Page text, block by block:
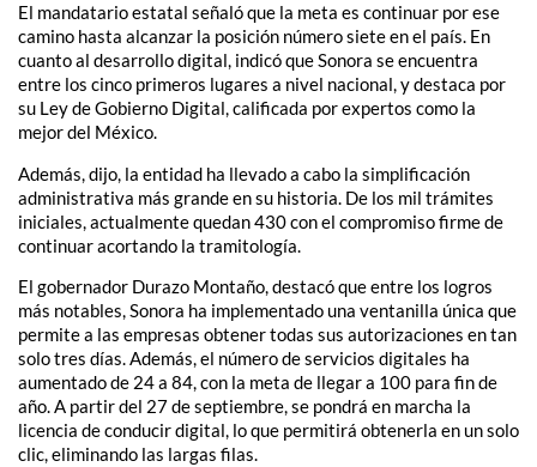
El mandatario estatal señaló que la meta es continuar por ese
camino hasta alcanzar la posición número siete en el país. En
cuanto al desarrollo digital, indicó que Sonora se encuentra
entre los cinco primeros lugares a nivel nacional, y destaca por
su Ley de Gobierno Digital, calificada por expertos como la
mejor del México.
Además, dijo, la entidad ha llevado a cabo la simplificación
administrativa más grande en su historia. De los mil trámites
iniciales, actualmente quedan 430 con el compromiso firme de
continuar acortando la tramitología.
El gobernador Durazo Montaño, destacó que entre los logros
más notables, Sonora ha implementado una ventanilla única que
permite a las empresas obtener todas sus autorizaciones en tan
solo tres días. Además, el número de servicios digitales ha
aumentado de 24 a 84, con la meta de llegar a 100 para fin de
año. A partir del 27 de septiembre, se pondrá en marcha la
licencia de conducir digital, lo que permitirá obtenerla en un solo
clic, eliminando las largas filas.